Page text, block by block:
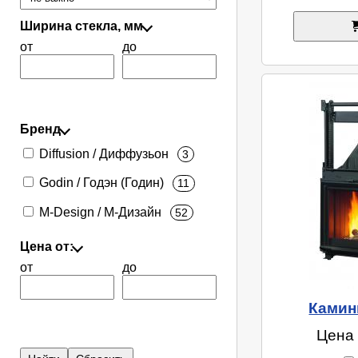
Цена
Ширина стекла, мм
от
до
Бренд
Diffusion / Диффузьон
3
Godin / Годэн (Годин) 11
M-Design / М-Дизайн 52
Цена от:
от
до